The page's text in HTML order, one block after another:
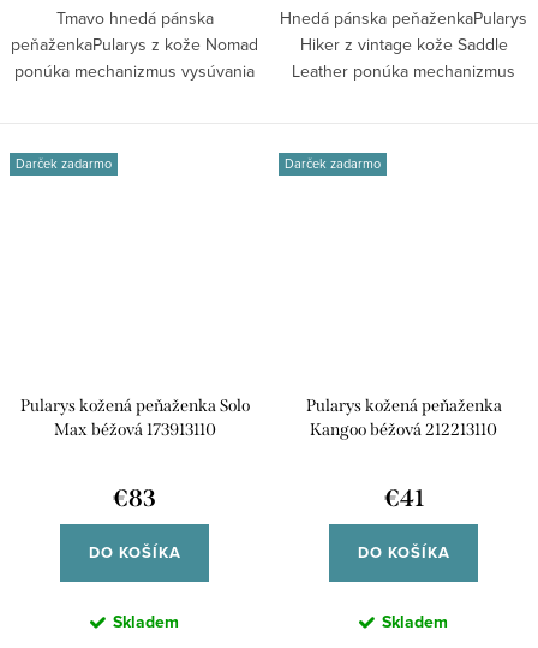
Tmavo hnedá pánska
peňaženkaPularys z kože Nomad
ponúka mechanizmus vysúvania
Hnedá pánska peňaženkaPularys
Hiker z vintage kože Saddle
Leather ponúka mechanizmus
Darček zadarmo
Pularys kožená peňaženka Solo
Max béžová 173913110
€83
DO KOŠÍKA
Skladem
Darček zadarmo
Pularys kožená peňaženka
Kangoo béžová 212213110
€41
DO KOŠÍKA
Skladem